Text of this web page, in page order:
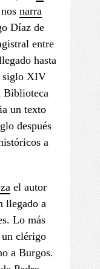
narra
Díaz de
entre
hasta
siglo XIV
Biblioteca
un texto
después
a
el autor
llegado a
Lo más
un clérigo
a Burgos.